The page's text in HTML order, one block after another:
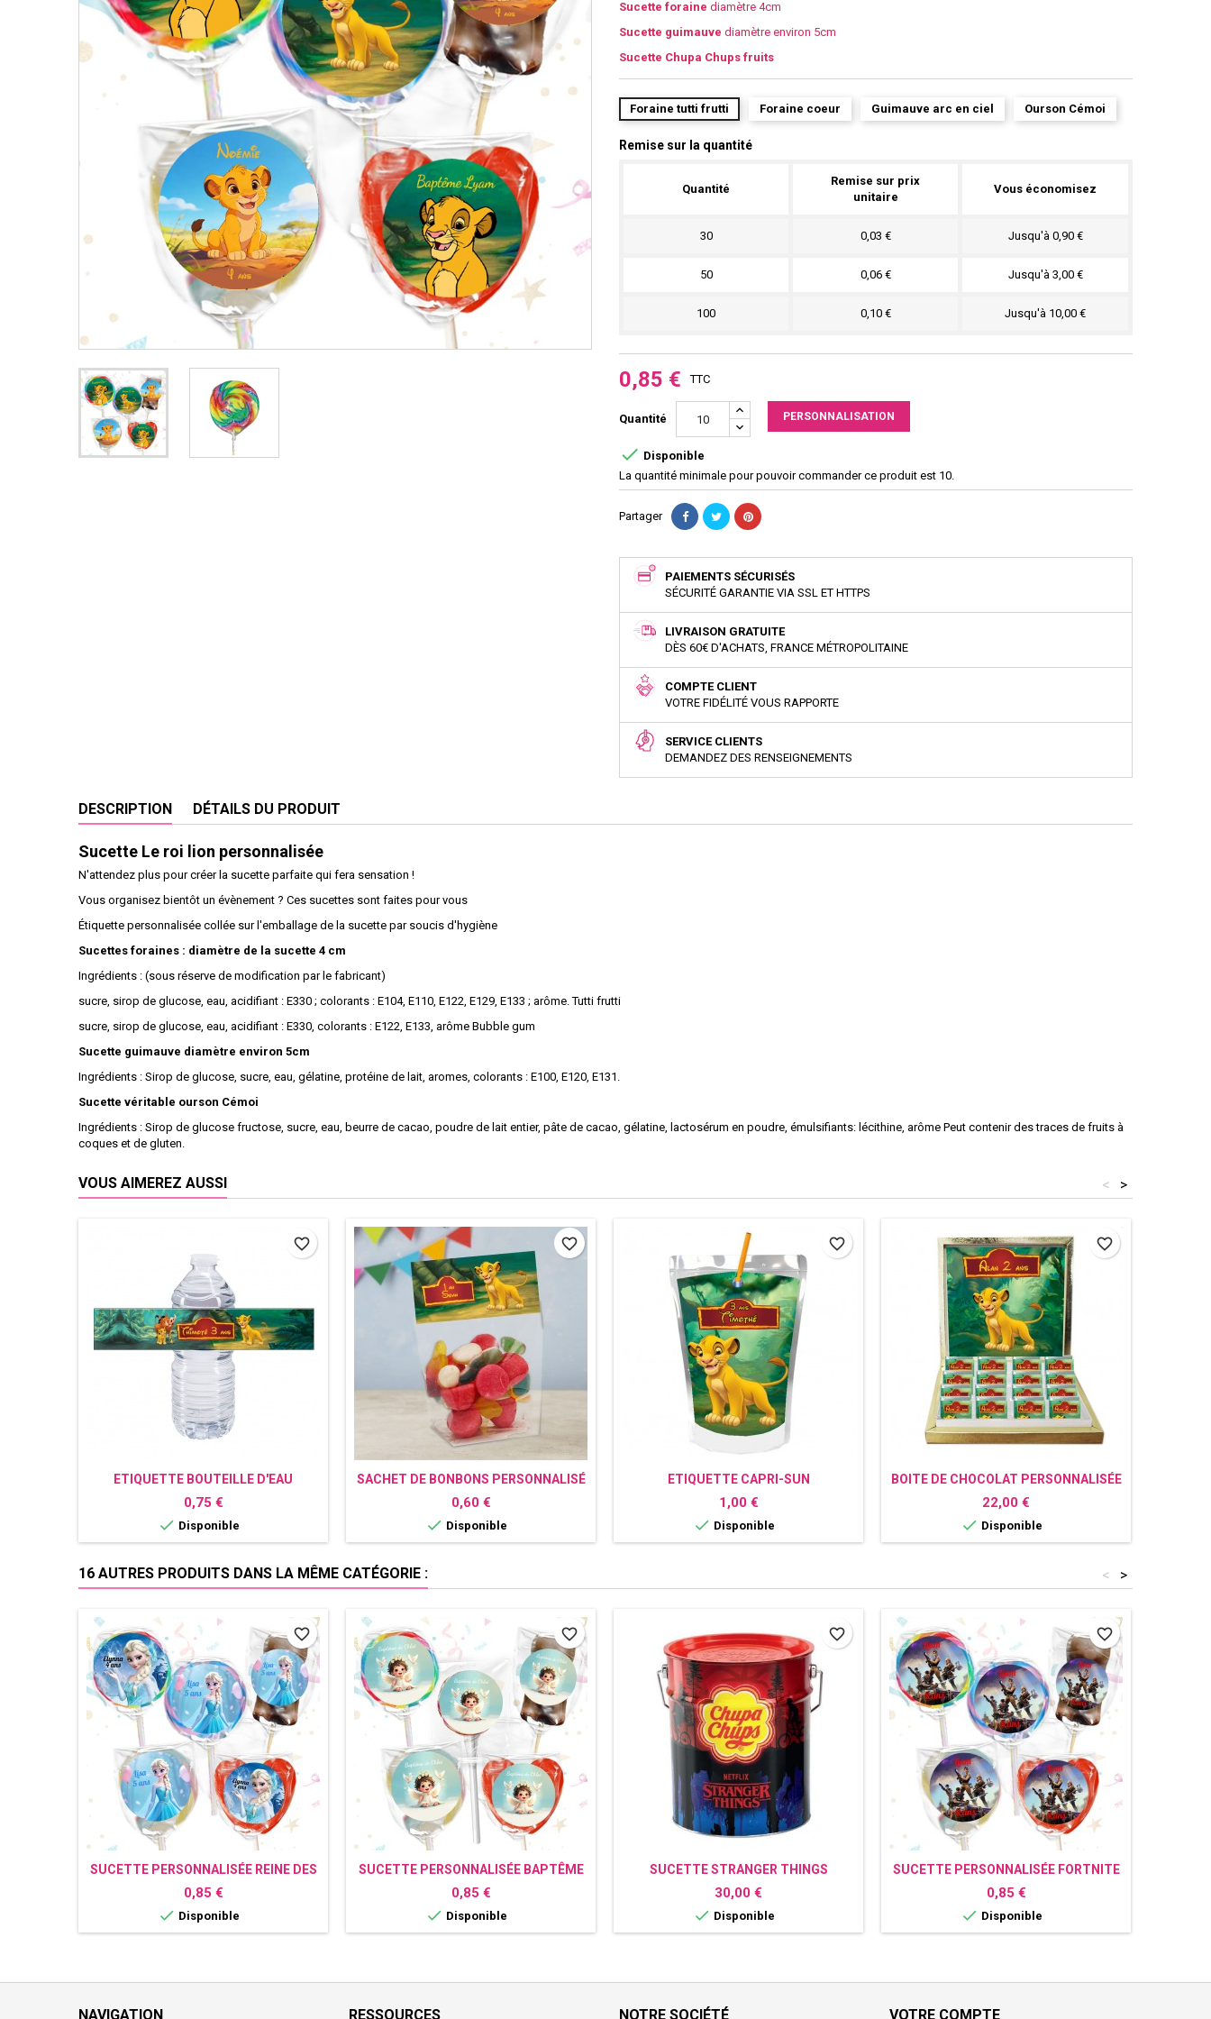
Sucette foraine diamètre 4cm
Sucette guimauve diamètre environ 5cm
Sucette Chupa Chups fruits
Foraine tutti frutti Foraine coeur Guimauve arc en ciel Ourson Cémoi
Remise sur la quantité
Quantité
Remise sur prix
unitaire
Vous économisez
30 0,03 € Jusqu'à 0,90 €
50 0,06 € Jusqu'à 3,00 €
100 0,10 € Jusqu'à 10,00 €
0,85 € TTC
Quantité PERSONNALISATION
 Disponible
La quantité minimale pour pouvoir commander ce produit est 10.
Partager
PAIEMENTS SÉCURISÉS
SÉCURITÉ GARANTIE VIA SSL ET HTTPS
LIVRAISON GRATUITE
DÈS 60€ D'ACHATS, FRANCE MÉTROPOLITAINE
COMPTE CLIENT
VOTRE FIDÉLITÉ VOUS RAPPORTE
SERVICE CLIENTS
DEMANDEZ DES RENSEIGNEMENTS
DESCRIPTION DÉTAILS DU PRODUIT
Sucette Le roi lion personnalisée
N'attendez plus pour créer la sucette parfaite qui fera sensation !
Vous organisez bientôt un évènement ? Ces sucettes sont faites pour vous
Étiquette personnalisée collée sur l'emballage de la sucette par soucis d'hygiène
Sucettes foraines : diamètre de la sucette 4 cm
Ingrédients : (sous réserve de modification par le fabricant)
sucre, sirop de glucose, eau, acidifiant : E330 ; colorants : E104, E110, E122, E129, E133 ; arôme. Tutti frutti
sucre, sirop de glucose, eau, acidifiant : E330, colorants : E122, E133, arôme Bubble gum
Sucette guimauve diamètre environ 5cm
Ingrédients : Sirop de glucose, sucre, eau, gélatine, protéine de lait, aromes, colorants : E100, E120, E131.
Sucette véritable ourson Cémoi
Ingrédients : Sirop de glucose fructose, sucre, eau, beurre de cacao, poudre de lait entier, pâte de cacao, gélatine, lactosérum en poudre, émulsifiants: lécithine, arôme Peut contenir des traces de fruits à
coques et de gluten.
VOUS AIMEREZ AUSSI >
<
ETIQUETTE BOUTEILLE D'EAU
PERSONNALISÉE LE ROI LION
Prix
0,75 €
 Disponible
favorite_border
SACHET DE BONBONS PERSONNALISÉ
LE ROI LION
Prix
0,60 €
 Disponible
favorite_border
ETIQUETTE CAPRI-SUN
PERSONNALISÉE LE ROI LION
Prix
1,00 €
 Disponible
favorite_border
BOITE DE CHOCOLAT PERSONNALISÉE
LE ROI LION
Prix
22,00 €
 Disponible
favorite_border
16 AUTRES PRODUITS DANS LA MÊME CATÉGORIE : >
<
SUCETTE PERSONNALISÉE REINE DES
NEIGES
Prix
0,85 €
 Disponible
favorite_border
SUCETTE PERSONNALISÉE BAPTÊME
Prix
0,85 €
 Disponible
favorite_border
SUCETTE STRANGER THINGS
Prix
30,00 €
 Disponible
favorite_border
SUCETTE PERSONNALISÉE FORTNITE
Prix
0,85 €
 Disponible
favorite_border
NAVIGATION RESSOURCES NOTRE SOCIÉTÉ VOTRE COMPTE